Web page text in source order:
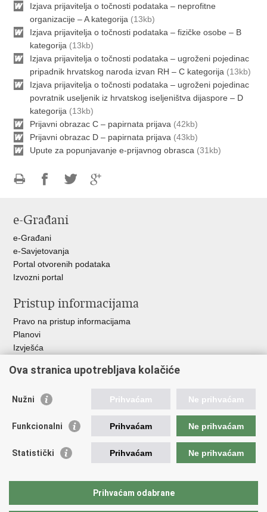
Izjava prijavitelja o točnosti podataka – neprofitne
organizacije – A kategorija (13kb)
Izjava prijavitelja o točnosti podataka – fizičke osobe – B
kategorija (13kb)
Izjava prijavitelja o točnosti podataka – ugroženi pojedinac
pripadnik hrvatskog naroda izvan RH – C kategorija (13kb)
Izjava prijavitelja o točnosti podataka – ugroženi pojedinac
povratnik useljenik iz hrvatskog iseljeništva dijaspore – D
kategorija (13kb)
Prijavni obrazac C – papirnata prijava (42kb)
Prijavni obrazac D – papirnata prijava (43kb)
Upute za popunjavanje e-prijavnog obrasca (31kb)
FacebookuTwitteru
e-Građani
e-Građani
e-Savjetovanja
Portal otvorenih podataka
Izvozni portal
Pristup informacijama
Pravo na pristup informacijama
Planovi
Izvješća
Vlada RH
Ured predsjednika
Ministarstvo demografije i useljeništva
HRT - Glas Hrvatske
Ova stranica upotrebljava kolačiće
Nužni Prihvaćam Ne prihvaćam
Funkcionalni Prihvaćam Ne prihvaćam
Statistički Prihvaćam Ne prihvaćam
Prihvaćam odabrane